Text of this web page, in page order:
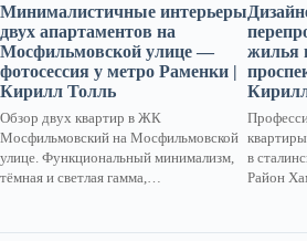
Минималистичные интерьеры
двух апартаментов на
Мосфильмовской улице —
фотосессия у метро Раменки |
Кирилл Толль
Обзор двух квартир в ЖК
Мосфильмовский на Мосфильмовской
улице. Функциональный минимализм,
тёмная и светлая гамма,…
жилья
в
Район